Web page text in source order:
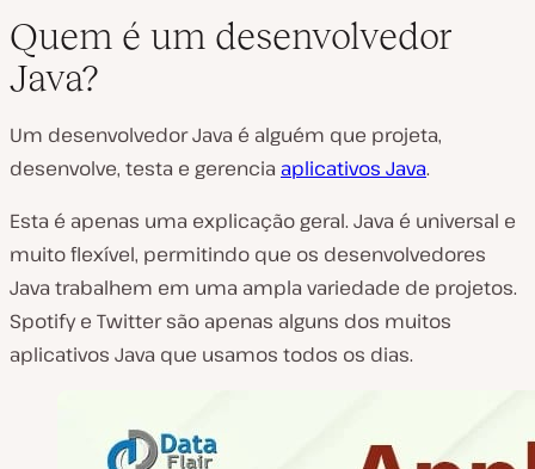
Quem é um desenvolvedor
Java?
Um desenvolvedor Java é alguém que projeta,
desenvolve, testa e gerencia aplicativos Java.
Esta é apenas uma explicação geral. Java é universal e
muito flexível, permitindo que os desenvolvedores
Java trabalhem em uma ampla variedade de projetos.
Spotify e Twitter são apenas alguns dos muitos
aplicativos Java que usamos todos os dias.